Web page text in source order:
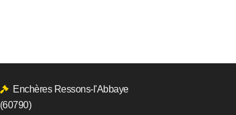
Enchères Ressons-l'Abbaye
(60790)